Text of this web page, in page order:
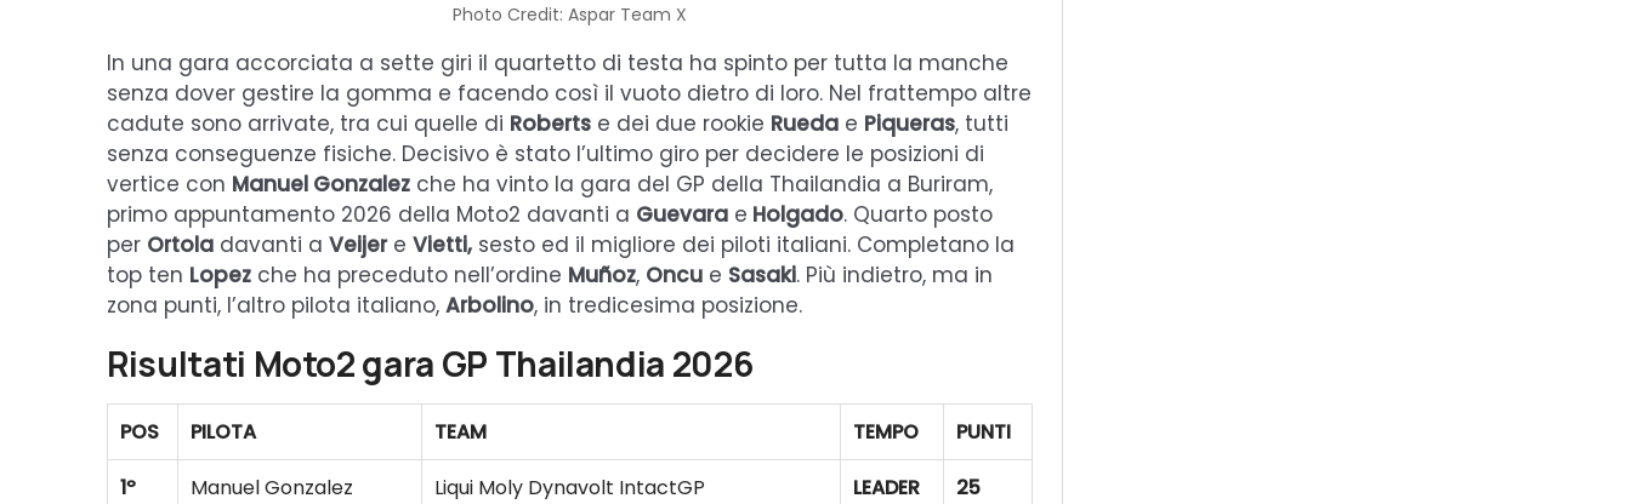
Photo Credit: Aspar Team X
In una gara accorciata a sette giri il quartetto di testa ha spinto per tutta la manche
senza dover gestire la gomma e facendo così il vuoto dietro di loro. Nel frattempo altre
cadute sono arrivate, tra cui quelle di Roberts e dei due rookie Rueda e Piqueras, tutti
senza conseguenze fisiche. Decisivo è stato l’ultimo giro per decidere le posizioni di
vertice con Manuel Gonzalez che ha vinto la gara del GP della Thailandia a Buriram,
primo appuntamento 2026 della Moto2 davanti a Guevara e Holgado. Quarto posto
per Ortola davanti a Veijere Vietti, sesto ed il migliore dei piloti italiani. Completano la
top ten Lopez che ha preceduto nell’ordine Muñoz, Oncu e Sasaki. Più indietro, ma in
zona punti, l’altro pilota italiano, Arbolino, in tredicesima posizione.
Risultati Moto2 gara GP Thailandia 2026
POS PILOTA TEAM TEMPO
PUNTI
1º
Manuel Gonzalez Liqui Moly Dynavolt IntactGP LEADER
25